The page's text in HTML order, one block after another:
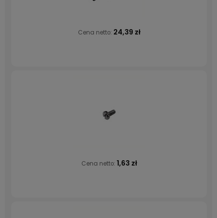
Cena netto: 24,39 zł
Cena netto: 1,63 zł